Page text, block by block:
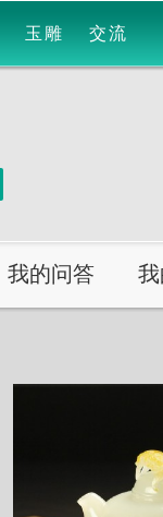
玉雕 交流
我的问答